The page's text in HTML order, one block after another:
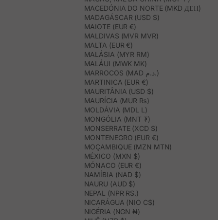
MACEDÓNIA DO NORTE (MKD ДЕН)
MADAGÁSCAR (USD $)
MAIOTE (EUR €)
MALDIVAS (MVR MVR)
MALTA (EUR €)
MALÁSIA (MYR RM)
MALÁUI (MWK MK)
MARROCOS (MAD د.م.)
MARTINICA (EUR €)
MAURITÂNIA (USD $)
MAURÍCIA (MUR ₨)
MOLDÁVIA (MDL L)
MONGÓLIA (MNT ₮)
MONSERRATE (XCD $)
MONTENEGRO (EUR €)
MOÇAMBIQUE (MZN MTN)
MÉXICO (MXN $)
MÓNACO (EUR €)
NAMÍBIA (NAD $)
NAURU (AUD $)
NEPAL (NPR RS.)
NICARÁGUA (NIO C$)
NIGÉRIA (NGN ₦)